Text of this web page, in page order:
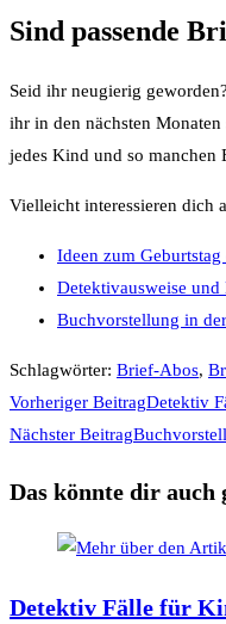
Sind passende
Seid ihr neugierig
ihr in den nächsten Monaten
jedes Kind und so manchen
Vielleicht interessieren dich
Ideen zum Geburtstag
Detektivausweise
Buchvorstellung in
Schlagwörter: Brief-Abos,
Weitere
Artikel
ansehen
Vorheriger BeitragDetektiv
Nächster Beitrag
Das könnte dir auch
Detektiv Fälle für